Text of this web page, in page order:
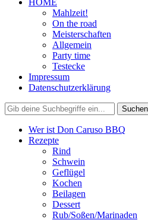
HOME
Mahlzeit!
On the road
Meisterschaften
Allgemein
Party time
Testecke
Impressum
Datenschutzerklärung
Wer ist Don Caruso BBQ
Rezepte
Rind
Schwein
Geflügel
Kochen
Beilagen
Dessert
Rub/Soßen/Marinaden